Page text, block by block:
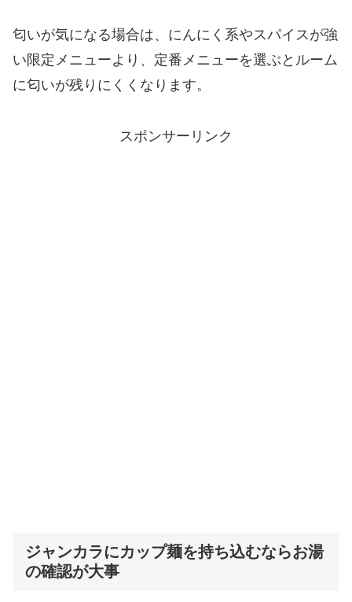
匂いが気になる場合は、にんにく系やスパイスが強
い限定メニューより、定番メニューを選ぶとルーム
に匂いが残りにくくなります。
スポンサーリンク
ジャンカラにカップ麺を持ち込むならお湯
の確認が大事